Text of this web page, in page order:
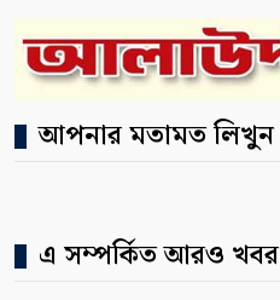
আপনার মতামত লিখুন
এ সম্পর্কিত আরও খবর